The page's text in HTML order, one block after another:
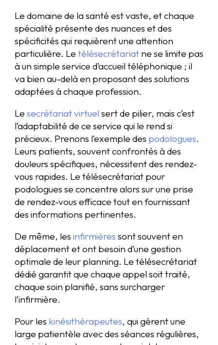
Le domaine de la santé est vaste, et chaque
spécialité présente des nuances et des
spécificités qui requièrent une attention
particulière. Le télésecrétariat ne se limite pas
à un simple service d’accueil téléphonique ; il
va bien au-delà en proposant des solutions
adaptées à chaque profession.
Le secrétariat virtuel sert de pilier, mais c’est
l’adaptabilité de ce service qui le rend si
précieux. Prenons l’exemple des podologues.
Leurs patients, souvent confrontés à des
douleurs spécifiques, nécessitent des rendez-
vous rapides. Le télésecrétariat pour
podologues se concentre alors sur une prise
de rendez-vous efficace tout en fournissant
des informations pertinentes.
De même, les infirmières sont souvent en
déplacement et ont besoin d’une gestion
optimale de leur planning. Le télésecrétariat
dédié garantit que chaque appel soit traité,
chaque soin planifié, sans surcharger
l’infirmière.
Pour les kinésithérapeutes, qui gèrent une
large patientèle avec des séances régulières,